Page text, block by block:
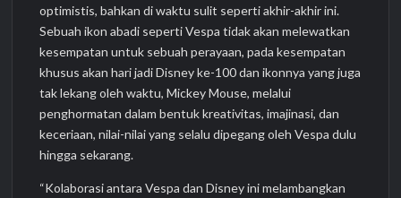
optimistis, bahkan di waktu sulit seperti akhir-akhir ini.
Sebuah ikon abadi seperti Vespa tidak akan melewatkan
kesempatan untuk sebuah perayaan, pada kesempatan
khusus akan hari jadi Disney ke-100 dan ikonnya yang juga
tak lekang oleh waktu, Mickey Mouse, melalui
penghormatan dalam bentuk kreativitas, imajinasi, dan
keceriaan, nilai-nilai yang selalu dipegang oleh Vespa dulu
hingga sekarang.
“Kolaborasi antara Vespa dan Disney ini melambangkan